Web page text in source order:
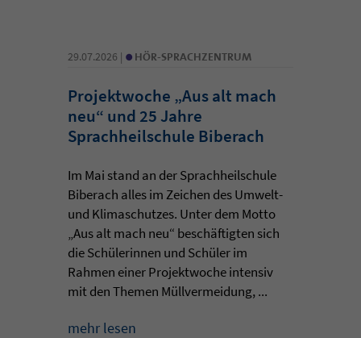
29.07.2026 | • HÖR-SPRACHZENTRUM
Projektwoche „Aus alt mach
neu“ und 25 Jahre
Sprachheilschule Biberach
Im Mai stand an der Sprachheilschule
Biberach alles im Zeichen des Umwelt-
und Klimaschutzes. Unter dem Motto
„Aus alt mach neu“ beschäftigten sich
die Schülerinnen und Schüler im
Rahmen einer Projektwoche intensiv
mit den Themen Müllvermeidung, ...
mehr lesen